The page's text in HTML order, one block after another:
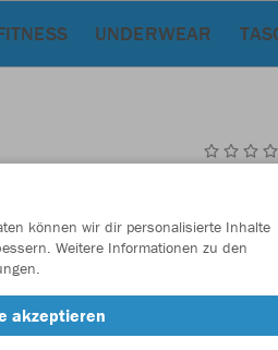
UNDERWEAR
neongrün
können wir dir personalisierte Inhalte
Weitere Informationen zu den
akzeptieren